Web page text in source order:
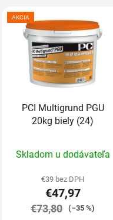
AKCIA
PCI Multigrund PGU
20kg biely (24)
hodnotenie
produktu
je
5,0
Skladom u dodávateľa
€39 bez DPH
€47,97
€73,80 (–35 %)